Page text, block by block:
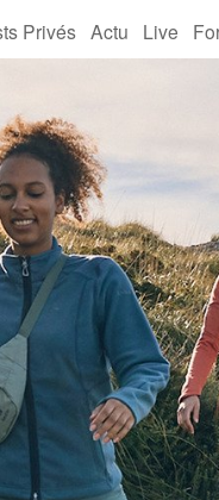
Privés Actu Live